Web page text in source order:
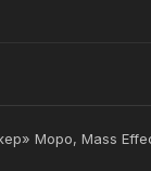
Моро, Mass